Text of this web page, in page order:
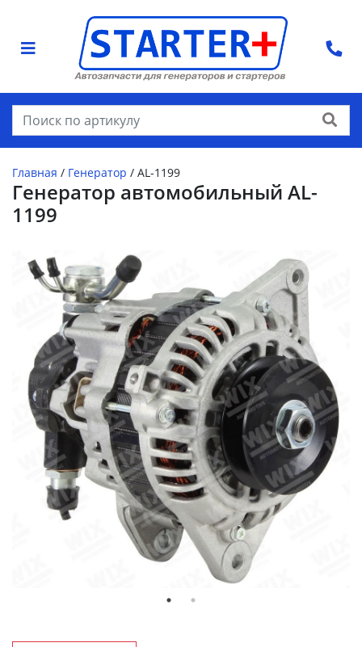
Найти
Главная / Генератор / AL-1199
Генератор автомобильный AL-
1199